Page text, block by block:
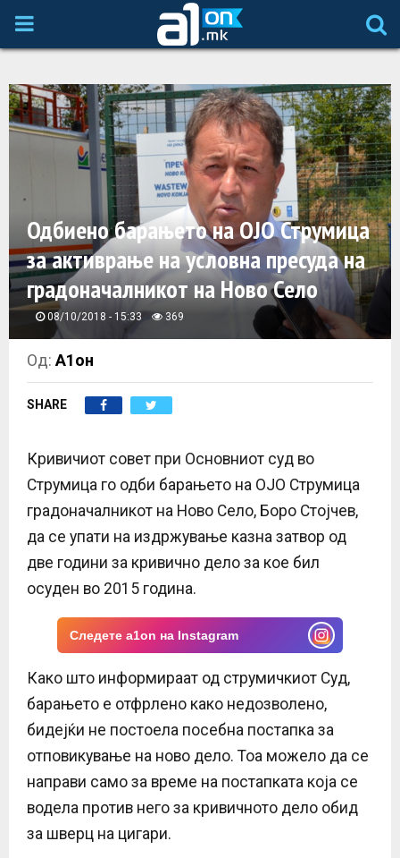
P
I
A
R
Y
M
E
N
U
Одбиено барањето на ОЈО Струмица
за активрање на условна пресуда на
градоначалникот на Ново Село
08/10/2018 - 15:33 369
Од:А1он
SHARE
Кривичиот совет при Основниот суд во
Струмица го одби барањето на ОЈО Струмица
градоначалникот на Ново Село, Боро Стојчев,
да се упати на издржување казна затвор од
две години за кривично дело за кое бил
осуден во 2015 година.
Следете a1on на Instagram
Како што информираат од струмичкиот Суд,
барањето е отфрлено како недозволено,
бидејќи не постоела посебна постапка за
отповикување на ново дело. Тоа можело да се
направи само за време на постапката која се
водела против него за кривичното дело обид
за шверц на цигари.